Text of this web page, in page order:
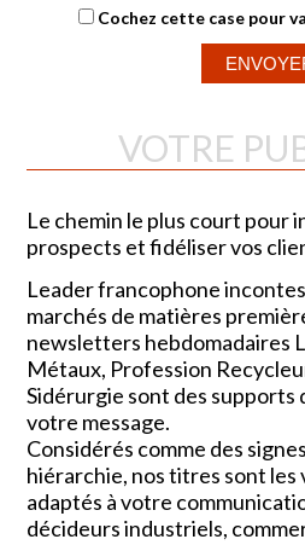
Cochez cette case pour
VOTRE
Le chemin le plus court pour
prospects et fidéliser vos
Leader francophone
marchés de matières
newsletters hebdomadaires
Métaux, Profession
Sidérurgie sont des
votre message.
Considérés comme des
hiérarchie, nos titres sont les
adaptés à votre
décideurs industriels,